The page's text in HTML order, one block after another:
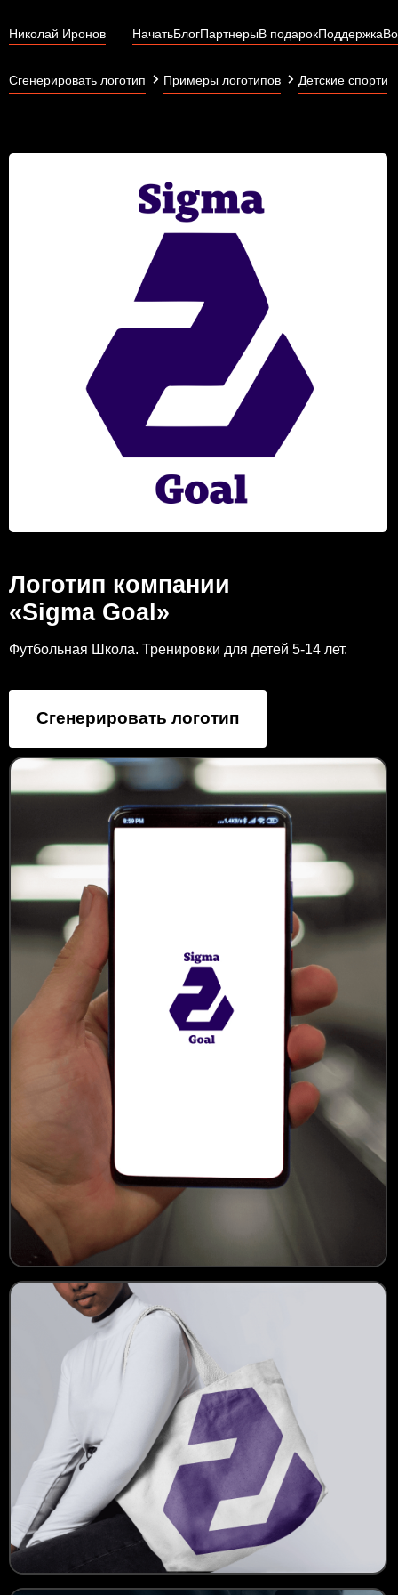
Николай Иронов НачатьБлогПартнерыВ подарокПоддержка
Сгенерировать логотип Примеры логотипов Детские
Логотип компании
«Sigma Goal»
Футбольная Школа. Тренировки для детей 5-14 лет.
Сгенерировать логотип